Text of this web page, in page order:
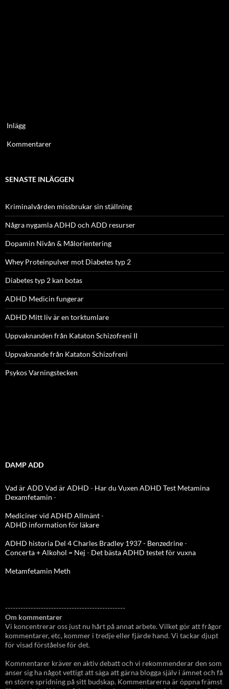
Inlägg
Kommentarer
SENASTE INLÄGGEN
Kriminalvården missbrukar sin ställning
Några nygamla ADHD och ADD resurser
Dopamin Nivån & Målorientering
Whey Proteinpulver mot Diabetes typ 2
Diabetes typ 2 kan botas
ADHD Medicin fungerar
ADHD Mitt liv är en torktumlare
Uppvaknanden från Kataton Schizofreni II
Uppvaknande från Kataton Schizofreni
Psykos Varningstecken
DAMP ADD
Vad är ADD Vad är ADHD - Har du Vuxen ADHD Test Metamina
Dexamfetamin -
Mediciner vid ADHD Allmänt-
ADHD information för läkare
ADHD historia Del 4 Charles Bradley 1937 - Benzedrine-
Concerta + Alkohol = Nej - Det bästa ADHD testet för vuxna
Metamfetamin Meth
-----------------------------------------------
Om kommentarer
Vi koncentrerar oss just nu hårt på annat arbete. Vilket gör att frågor
kommentarer, etc, kommer i tredje eller fjärde hand. Vi tackar djupt
för visad förståelse för det.
Kommentarer kräver en aktiv debatt och vi rekommenderar den som
anser sig ha något vettigt att säga att gärna blogga själv i ämnet och få
en större spridning på sitt budskap. Kommentarerna är öppna främst